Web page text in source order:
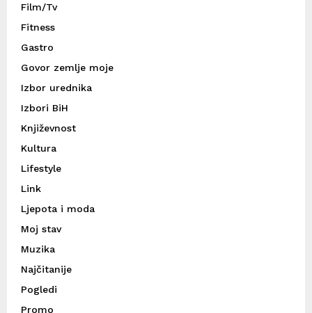
Film/Tv
Fitness
Gastro
Govor zemlje moje
Izbor urednika
Izbori BiH
Književnost
Kultura
Lifestyle
Link
Ljepota i moda
Moj stav
Muzika
Najčitanije
Pogledi
Promo